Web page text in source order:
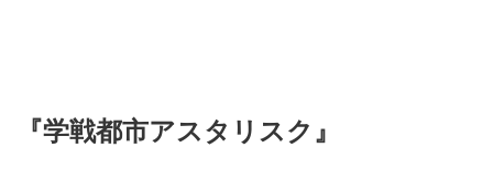
『学戦都市アスタリスク』